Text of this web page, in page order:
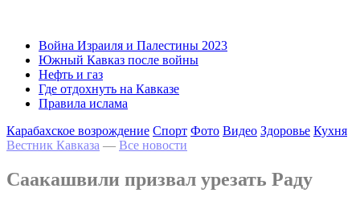
Война Израиля и Палестины 2023
Южный Кавказ после войны
Нефть и газ
Где отдохнуть на Кавказе
Правила ислама
Карабахское возрождение Спорт Фото Видео Здоровье Кухня
Вестник Кавказа — Все новости
Саакашвили призвал урезать Раду